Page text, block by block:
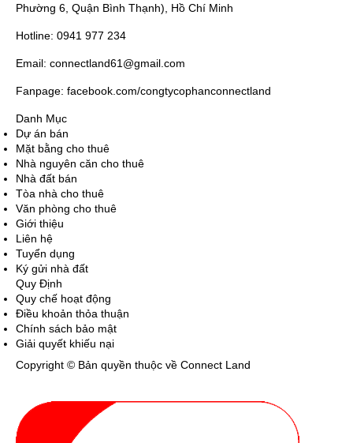
Phường 6, Quận Bình Thạnh), Hồ Chí Minh
Hotline: 0941 977 234
Email: connectland61@gmail.com
Fanpage: facebook.com/congtycophanconnectland
Danh Mục
Dự án bán
Mặt bằng cho thuê
Nhà nguyên căn cho thuê
Nhà đất bán
Tòa nhà cho thuê
Văn phòng cho thuê
Giới thiệu
Liên hệ
Tuyển dụng
Ký gửi nhà đất
Quy Định
Quy chế hoạt động
Điều khoản thỏa thuận
Chính sách bảo mật
Giải quyết khiếu nại
Copyright © Bản quyền thuộc về Connect Land